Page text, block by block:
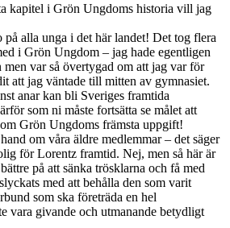
kapitel i Grön Ungdoms historia vill jag
alla unga i det här landet! Det tog flera
i Grön Ungdom – jag hade egentligen
men var så övertygad om att jag var för
att jag väntade till mitten av gymnasiet.
anar kan bli Sveriges framtida
som ni måste fortsätta se målet att
Grön Ungdoms främsta uppgift!
om våra äldre medlemmar – det säger
för Lorentz framtid. Nej, men så här är
på att sänka trösklarna och få med
med att behålla den som varit
som ska företräda en hel
vara givande och utmanande betydligt